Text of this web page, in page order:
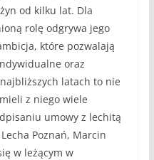
od kilku lat. Dla
rolę odgrywa jego
które pozwalają
oraz
latach to nie
z niego wiele
umowy z lechitą
Poznań, Marcin
w leżącym w